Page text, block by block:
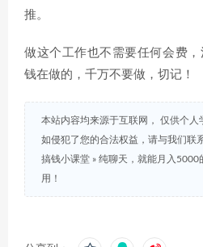
推。
做这个工作也不需要任何会费
钱在做的，千万不要做，切记！
本站内容均来源于互联网， 仅供个人
如侵犯了您的合法权益，请与我们联
搞钱小课堂 » 纯聊天，就能月入5000
用！